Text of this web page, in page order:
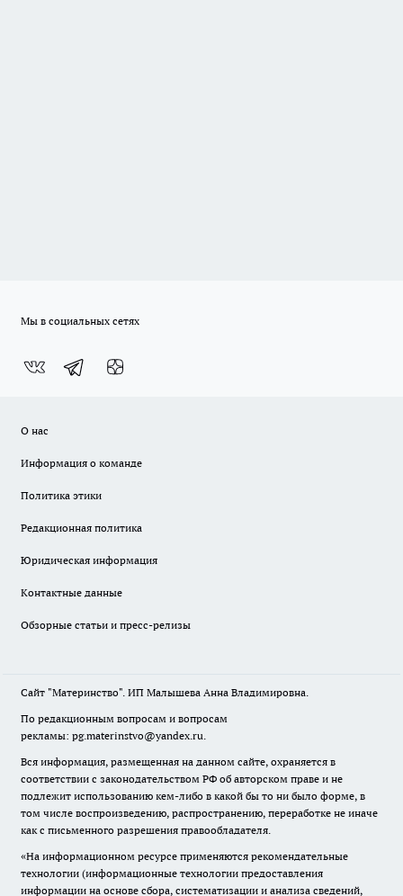
Мы в социальных сетях
О нас
Информация о команде
Политика этики
Редакционная политика
Юридическая информация
Контактные данные
Обзорные статьи и пресс-релизы
Сайт "Материнство". ИП Малышева Анна Владимировна.
По редакционным вопросам и вопросам
рекламы: pg.materinstvo@yandex.ru.
Вся информация, размещенная на данном сайте, охраняется в
соответствии с законодательством РФ об авторском праве и не
подлежит использованию кем-либо в какой бы то ни было форме, в
том числе воспроизведению, распространению, переработке не иначе
как с письменного разрешения правообладателя.
«На информационном ресурсе применяются рекомендательные
технологии (информационные технологии предоставления
информации на основе сбора, систематизации и анализа сведений,